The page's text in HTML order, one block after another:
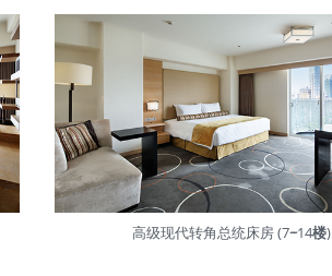
高级现代转角总统床房 (7~14楼)